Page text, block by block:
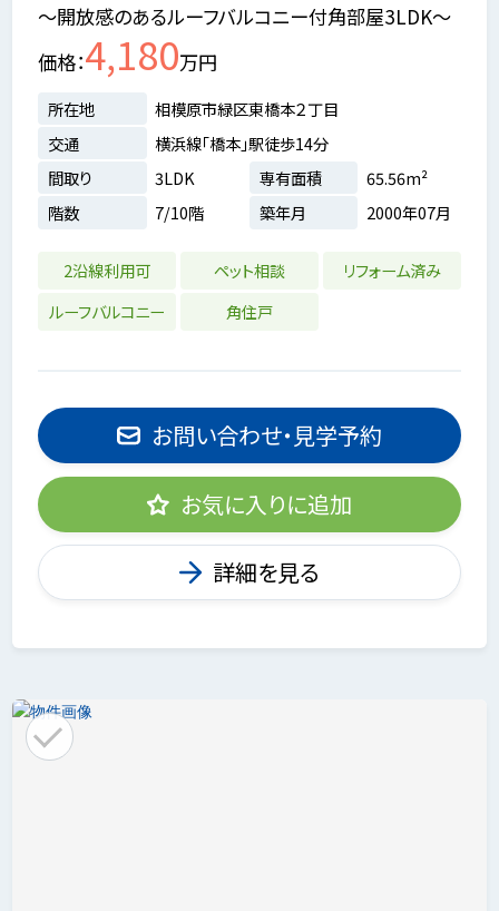
～開放感のあるルーフバルコニー付角部屋3LDK～
価格 4,180万円
所在地
相模原市緑区東橋本２丁目
交通
横浜線「橋本」駅徒歩14分
間取り
3LDK 専有面積
65.56m²
階数
7/10階 築年月 2000年07月
2沿線利用可 ペット相談
リフォーム済み
ルーフバルコニー
角住戸
お問い合わせ・見学予約
お気に入りに追加
詳細を見る